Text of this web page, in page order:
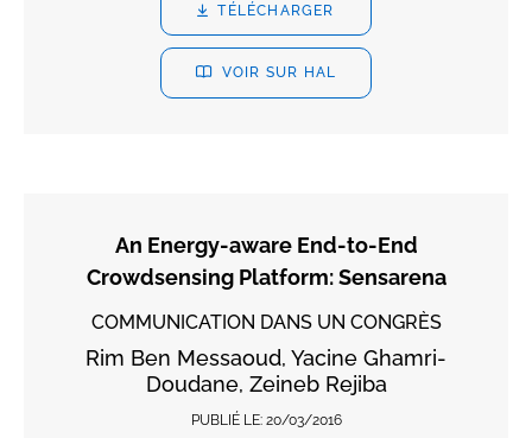
TÉLÉCHARGER
VOIR SUR HAL
An Energy-aware End-to-End
Crowdsensing Platform: Sensarena
COMMUNICATION DANS UN CONGRÈS
Rim Ben Messaoud, Yacine Ghamri-
Doudane, Zeineb Rejiba
PUBLIÉ LE: 20/03/2016